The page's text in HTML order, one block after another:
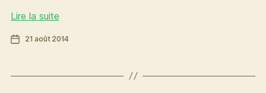
Lire la suiteMigrants
dialoguer
Date21 août 2014